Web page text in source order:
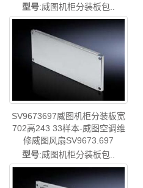
型号:威图机柜分装板包..
SV9673697威图机柜分装板宽
702高243 33样本-威图空调维
修威图风扇SV9673.697
型号:威图机柜分装板包..